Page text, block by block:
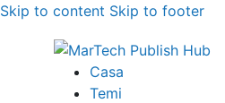
Skip to content Skip to footer
Casa
Temi